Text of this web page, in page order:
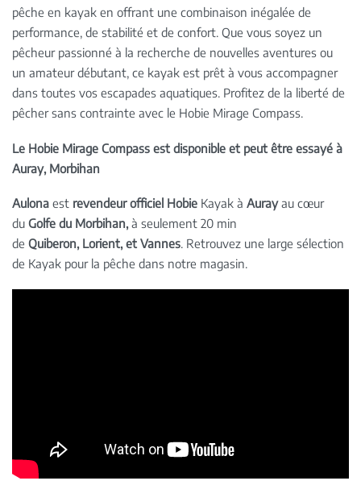
pêche en kayak en offrant une combinaison inégalée de
performance, de stabilité et de confort. Que vous soyez un
pêcheur passionné à la recherche de nouvelles aventures ou
un amateur débutant, ce kayak est prêt à vous accompagner
dans toutes vos escapades aquatiques. Profitez de la liberté de
pêcher sans contrainte avec le Hobie Mirage Compass.
Le Hobie Mirage Compass est disponible et peut être essayé à
Auray, Morbihan
Aulona est revendeur officiel Hobie Kayak à Aurayau cœur
du Golfe du Morbihan, à seulement 20 min
de Quiberon, Lorient, et Vannes. Retrouvez une large sélection
de Kayak pour la pêche dans notre magasin.